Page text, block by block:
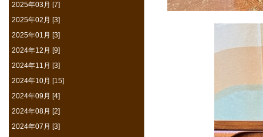
2025年03月 [7]
2025年02月 [3]
2025年01月 [3]
2024年12月 [9]
2024年11月 [3]
2024年10月 [15]
2024年09月 [4]
2024年08月 [2]
2024年07月 [3]